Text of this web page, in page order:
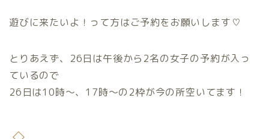
遊びに来たいよ！って方はご予約をお願いします♡
とりあえず、26日は午後から2名の女子の予約が入っ
ているので
26日は10時〜、17時〜の2枠が今の所空いてます！